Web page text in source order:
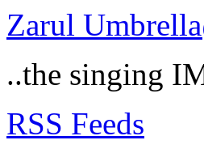
Zarul
..the singing
RSS Feeds